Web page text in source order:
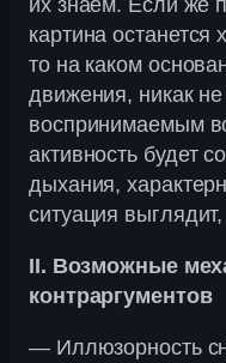
картина
то на каком
движения, никак
воспринимаемым
активность будет
дыхания,
ситуация
II. Возможные
контраргументов
— Иллюзорность